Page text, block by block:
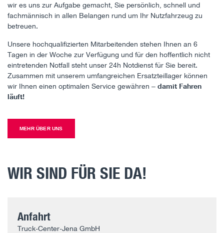
wir es uns zur Aufgabe gemacht, Sie persönlich, schnell und
fachmännisch in allen Belangen rund um Ihr Nutzfahrzeug zu
betreuen.
Unsere hochqualifizierten Mitarbeitenden stehen Ihnen an 6
Tagen in der Woche zur Verfügung und für den hoffentlich nicht
eintretenden Notfall steht unser 24h Notdienst für Sie bereit.
Zusammen mit unserem umfangreichen Ersatzteillager können
wir Ihnen einen optimalen Service gewähren – damit Fahren
läuft!
MEHR ÜBER UNS
WIR SIND FÜR SIE DA!
Anfahrt
Truck-Center-Jena GmbH